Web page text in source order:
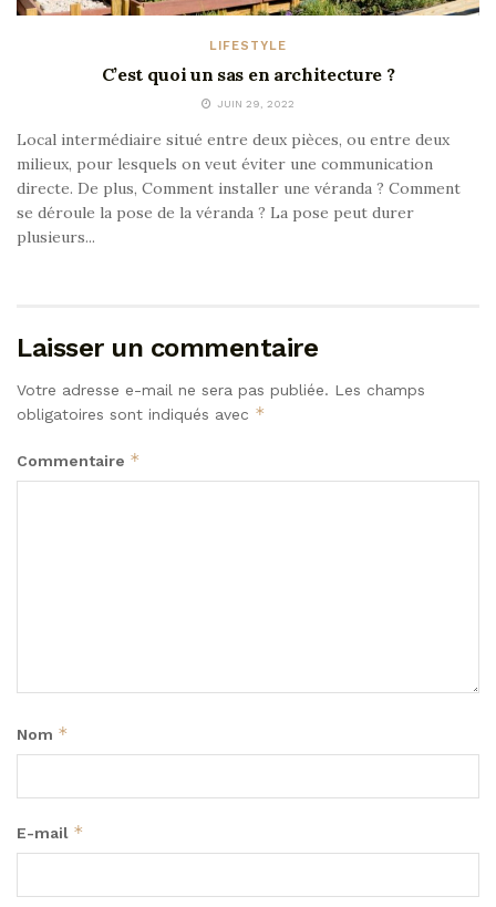
LIFESTYLE
C’est quoi un sas en architecture ?
JUIN 29, 2022
Local intermédiaire situé entre deux pièces, ou entre deux
milieux, pour lesquels on veut éviter une communication
directe. De plus, Comment installer une véranda ? Comment
se déroule la pose de la véranda ? La pose peut durer
plusieurs...
Laisser un commentaire
Votre adresse e-mail ne sera pas publiée. Les champs
obligatoires sont indiqués avec *
Commentaire *
Nom *
E-mail *